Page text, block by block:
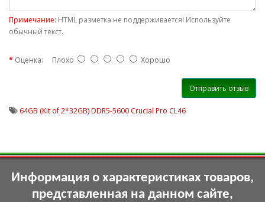
Примечание: HTML разметка не поддерживается! Используйте
обычный текст.
Оценка: Плохо Хорошо
Отправить отзыв
64GB (Kit of 2*32GB) DDR5-5600 Crucial Pro CL46
Информация о характеристиках товаров,
представленная на данном сайте,